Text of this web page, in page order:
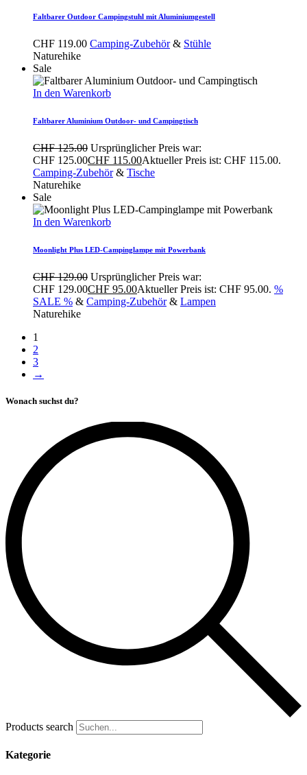
Faltbarer Outdoor Campingstuhl mit Aluminiumgestell
CHF 119.00 Camping-Zubehör& Stühle
Naturehike
Sale
In den Warenkorb
Faltbarer Aluminium Outdoor- und Campingtisch
CHF125.00 Ursprünglicher Preis war:
CHF 125.00CHF 115.00Aktueller Preis ist: CHF 115.00.
Camping-Zubehör& Tische
Naturehike
Sale
In den Warenkorb
Moonlight Plus LED-Campinglampe mit Powerbank
CHF129.00 Ursprünglicher Preis war:
CHF 129.00CHF 95.00Aktueller Preis ist: CHF 95.00. %
SALE % & Camping-Zubehör& Lampen
Naturehike
1
2
3
→
Wonach suchst du?
Products search
Kategorie